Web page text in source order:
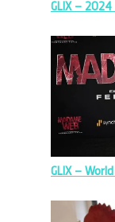
GLIX –
GLIX –